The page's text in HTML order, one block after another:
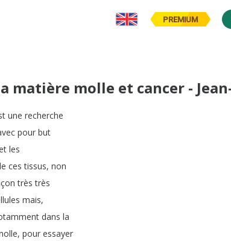
PREMIUM
matière molle et cancer -
une recherche
pour but
les
ces tissus, non
très très
mais,
dans la
, pour essayer